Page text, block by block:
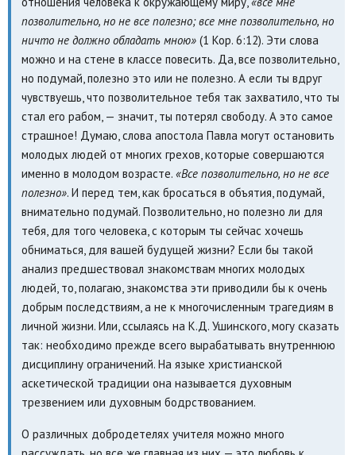
позволительно, но не все полезно; все мне позволительно, но
ничто не должно обладать мною»(1 Кор. 6:12). Эти слова
можно и на стене в классе повесить. Да, все позволительно,
но подумай, полезно это или не полезно. А если ты вдруг
чувствуешь, что позволительное тебя так захватило, что ты
стал его рабом, — значит, ты потерял свободу. А это самое
страшное! Думаю, слова апостола Павла могут остановить
молодых людей от многих грехов, которые совершаются
именно в молодом возрасте. «Все позволительно, но не все
полезно». И перед тем, как бросаться в объятия, подумай,
внимательно подумай. Позволительно, но полезно ли для
тебя, для того человека, с которым ты сейчас хочешь
обниматься, для вашей будущей жизни? Если бы такой
анализ предшествовал знакомствам многих молодых
людей, то, полагаю, знакомства эти приводили бы к очень
добрым последствиям, а не к многочисленным трагедиям в
личной жизни. Или, ссылаясь на К.Д. Ушинского, могу сказать
так: необходимо прежде всего вырабатывать внутреннюю
дисциплину ограничений. На языке христианской
аскетической традиции она называется духовным
трезвением или духовным бодрствованием.
О различных добродетелях учителя можно много